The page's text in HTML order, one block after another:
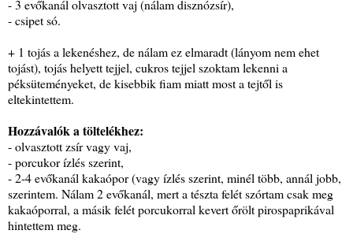
- 3 evőkanál olvasztott vaj (nálam disznózsír),
- csipet só.
+ 1 tojás a lekenéshez, de nálam ez elmaradt (lányom nem ehet
tojást), tojás helyett tejjel, cukros tejjel szoktam lekenni a
péksüteményeket, de kisebbik fiam miatt most a tejtől is
eltekintettem.
Hozzávalók a töltelékhez:
- olvasztott zsír vagy vaj,
- porcukor ízlés szerint,
- 2-4 evőkanál kakaópor (vagy ízlés szerint, minél több, annál jobb,
szerintem. Nálam 2 evőkanál, mert a tészta felét szórtam csak meg
kakaóporral, a másik felét porcukorral kevert őrölt pirospaprikával
hintettem meg.